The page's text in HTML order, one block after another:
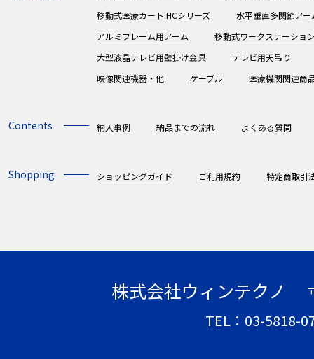
移動式医療カート HCシリーズ
水平垂直多関節アー
アルミフレーム用アーム
移動式ワークステーショ
大型液晶テレビ用壁掛け金具
テレビ用天吊り
映像関連機器・他
ケーブル 医療機関関連商
Contents 納入事例 納品までの流れ よくある質問
Shopping ショッピングガイド ご利用規約 特定商取引
株式会社ウィンテクノ
TEL：03-5818-